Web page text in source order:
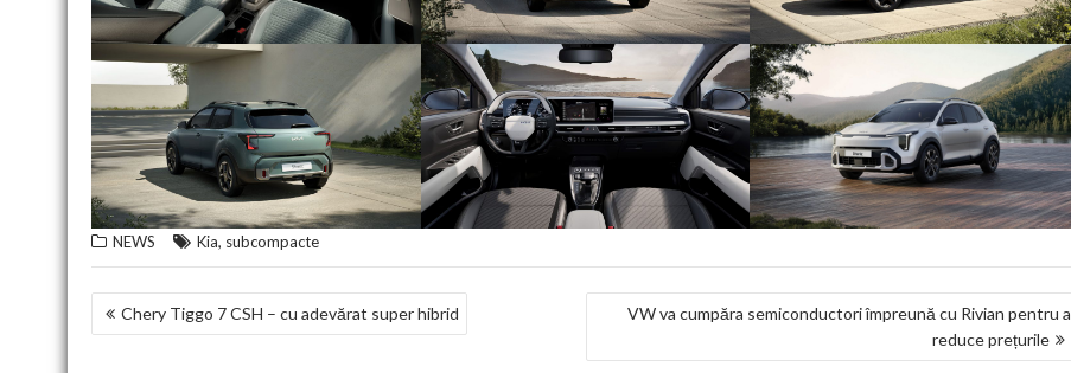
NEWS Kia, subcompacte
NAVIGARE
Chery Tiggo 7 CSH – cu adevărat super hibrid
VW va cumpăra semiconductori împreună cu Rivian pentru a
reduce prețurile